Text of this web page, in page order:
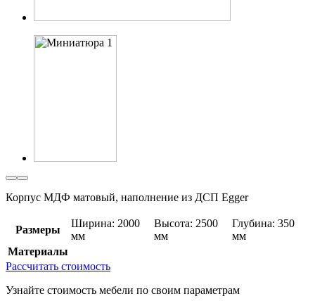
Корпус МДФ матовый, наполнение из ДСП Egger
Размеры
Ширина: 2000
мм
Высота: 2500
мм
Глубина: 350
мм
Материалы
Рассчитать стоимость
Узнайте стоимость мебели по своим параметрам